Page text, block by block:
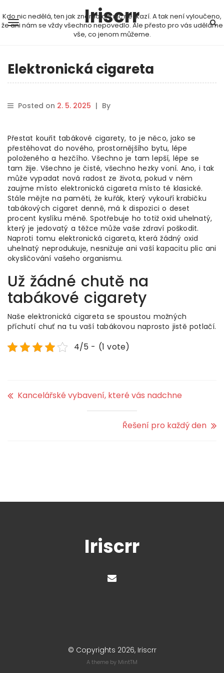
Iriscrr
Kdo nic nedělá, ten jak známo ani nic nezkazí. A tak není vyloučeno,
že ani nám se vždy všechno nepovedlo. Ale přesto pro vás uděláme
vše, co jenom můžeme.
Elektronická cigareta
Posted on 2. 5. 2025 | By
Přestat kouřit tabákové cigarety, to je něco, jako se
přestěhovat do nového, prostornějšího bytu, lépe
položeného a hezčího. Všechno je tam lepší, lépe se
tam žije. Všechno je čisté, všechno hezky voní. Ano, i tak
může vypadat nová radost ze života, pokud v něm
zaujme místo elektronická cigareta místo té klasické.
Stále mějte na paměti, že kuřák, který vykouří krabičku
tabákových cigaret denně, má k dispozici o deset
procent kyslíku méně. Spotřebuje ho totiž oxid uhelnatý,
který je jedovatý a těžce může vaše zdraví poškodit.
Naproti tomu elektronická cigareta, která žádný oxid
uhelnatý neprodukuje, nesnižuje ani vaší kapacitu plic ani
okysličování vašeho organismu.
Už žádné chutě na
tabákové cigarety
Naše elektronická cigareta se spoustou možných
příchutí chuť na tu vaší tabákovou naprosto jistě potlačí.
4/5 - (1 vote)
Kancelářské vybavení, které vás nadchne
Řešení pro každý den
Iriscrr
© Copyrights 2026, Iriscrr
A theme by MintTM